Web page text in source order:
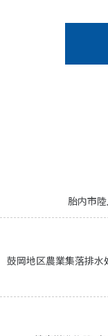
胎内市
鼓岡地区農業集落排